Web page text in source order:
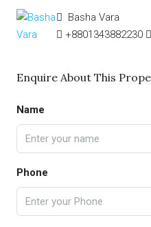
Basha Vara
+8801343882230
Enquire About This
Name
Phone